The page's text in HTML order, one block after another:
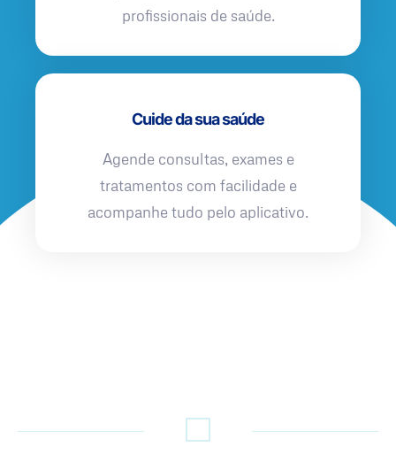
profissionais de saúde.
Cuide da sua saúde
Agende consultas, exames e
tratamentos com facilidade e
acompanhe tudo pelo aplicativo.